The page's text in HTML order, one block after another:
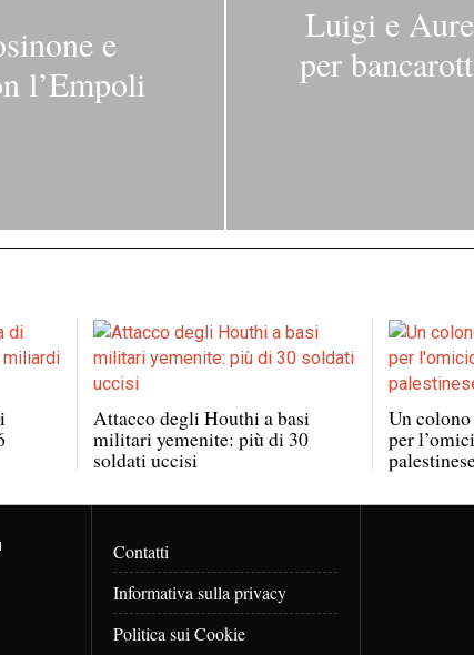
e
l’Empoli
Luigi e
per
Attacco degli Houthi a basi
militari yemenite: più di 30
soldati uccisi
Un
per
Contatti
Informativa sulla privacy
Politica sui Cookie